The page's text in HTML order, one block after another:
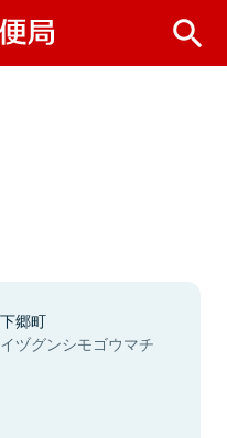
郷町
ヅグンシモゴウマチ